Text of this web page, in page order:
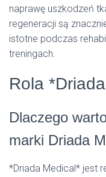
naprawę uszkodzeń
regeneracji są
istotne podczas
treningach.
Rola
Dlaczego
marki Driada
*Driada Medical* jest